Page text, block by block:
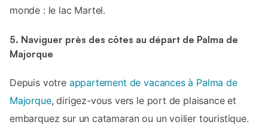
monde : le lac Martel.
5. Naviguer près des côtes au départ de Palma de
Majorque
Depuis votre appartement de vacances à Palma de
Majorque, dirigez-vous vers le port de plaisance et
embarquez sur un catamaran ou un voilier touristique.